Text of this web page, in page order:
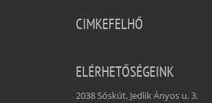
CIMKEFELHŐ
ELÉRHETŐSÉGEINK
2038 Sóskút, Jedlik Ányos u. 3.